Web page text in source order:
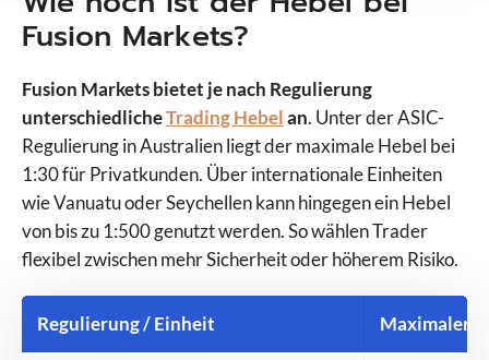
Fusion Markets?
Fusion Markets bietet je nach Regulierung
unterschiedlicheTrading Hebelan. Unter der ASIC-
Regulierung in Australien liegt der maximale Hebel bei
1:30 für Privatkunden. Über internationale Einheiten
wie Vanuatu oder Seychellen kann hingegen ein Hebel
von bis zu 1:500 genutzt werden. So wählen Trader
flexibel zwischen mehr Sicherheit oder höherem Risiko.
Regulierung / Einheit Maximaler